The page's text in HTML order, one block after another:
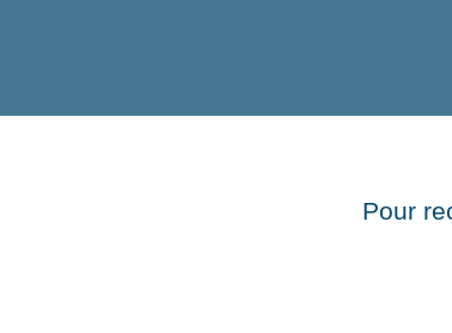
Pour